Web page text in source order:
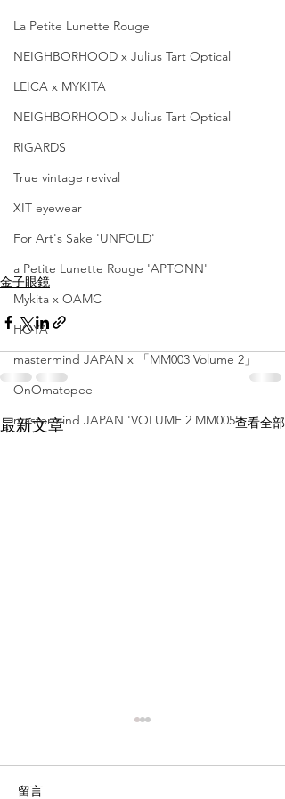
La Petite Lunette Rouge
NEIGHBORHOOD x Julius Tart Optical
LEICA x MYKITA
NEIGHBORHOOD x Julius Tart Optical
RIGARDS
True vintage revival
XIT eyewear
For Art's Sake 'UNFOLD'
a Petite Lunette Rouge 'APTONN'
Mykita x OAMC
HOYA
mastermind JAPAN x 「MM003 Volume 2」
OnOmatopee
mastermind JAPAN 'VOLUME 2 MM005'
金子眼鏡
最新文章 查看全部
留言